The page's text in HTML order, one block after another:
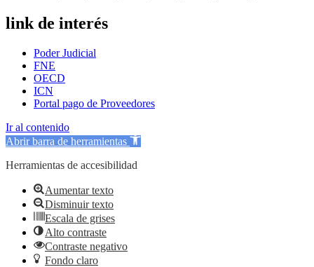
link de interés
Poder Judicial
FNE
OECD
ICN
Portal pago de Proveedores
Ir al contenido
Abrir barra de herramientas
Herramientas de accesibilidad
Aumentar texto
Disminuir texto
Escala de grises
Alto contraste
Contraste negativo
Fondo claro